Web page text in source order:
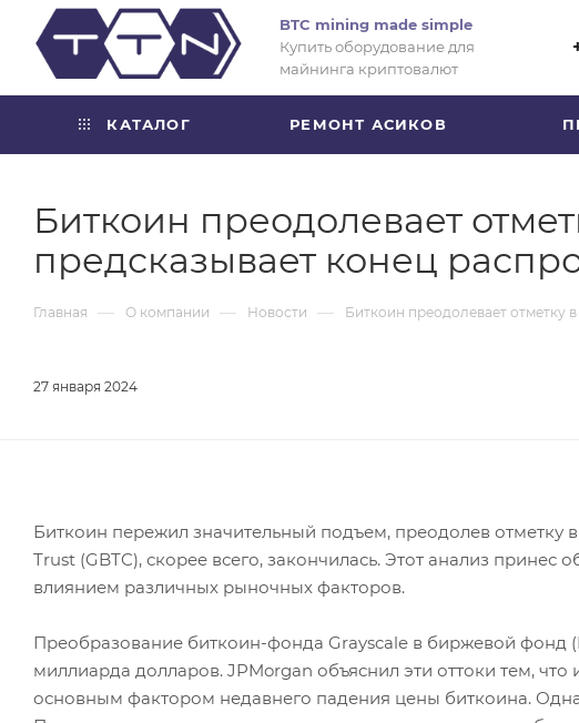
BTC mining made simple
Купить оборудование для
майнинга криптовалют
КАТАЛОГ РЕМОНТ АСИКОВ
Биткоин преодолевает
предсказывает конец
Главная — О компании — Новости — Биткоин преодолевает отметку
27 января 2024
Биткоин пережил значительный подъем, преодолев отметку
Trust (GBTC), скорее всего, закончилась. Этот анализ
влиянием различных рыночных факторов.
Преобразование биткоин-фонда Grayscale в биржевой фонд
миллиарда долларов. JPMorgan объяснил эти оттоки тем,
основным фактором недавнего падения цены биткоина.